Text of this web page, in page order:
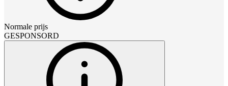
Normale prijs
GESPONSORD